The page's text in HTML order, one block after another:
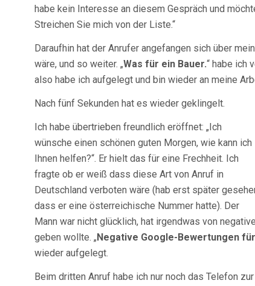
habe kein Interesse an diesem Gespräch und
Streichen Sie mich von der Liste.“
Daraufhin hat der Anrufer angefangen sich über
wäre, und so weiter. „Was für ein Bauer.“ habe ich
also habe ich aufgelegt und bin wieder an meine
Nach fünf Sekunden hat es wieder geklingelt.
Ich habe übertrieben freundlich eröffnet: „Ich
wünsche einen schönen guten Morgen, wie kann ich
Ihnen helfen?“. Er hielt das für eine Frechheit. Ich
fragte ob er weiß dass diese Art von Anruf in
Deutschland verboten wäre (hab erst später
dass er eine österreichische Nummer hatte). Der
Mann war nicht glücklich, hat irgendwas von
geben wollte. „Negative Google-Bewertungen
wieder aufgelegt.
Beim dritten Anruf habe ich nur noch das Telefon